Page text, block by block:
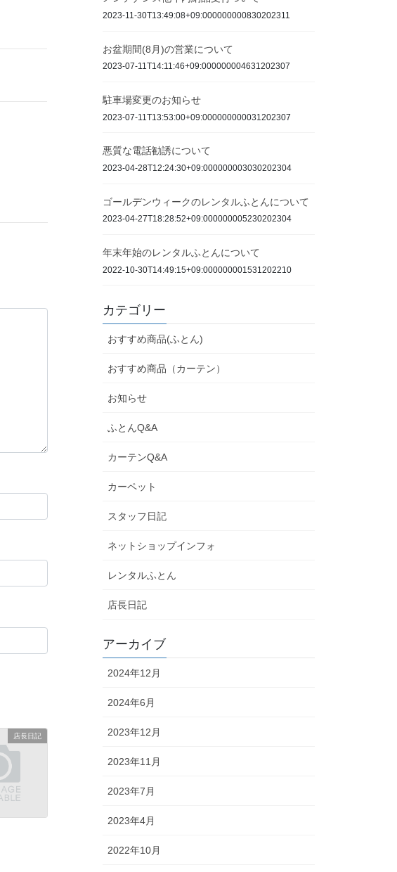
店長日記
2023-11-30T13:49:08+09:000000000830202311
お盆期間(8月)の営業について
2023-07-11T14:11:46+09:000000004631202307
駐車場変更のお知らせ
2023-07-11T13:53:00+09:000000000031202307
悪質な電話勧誘について
2023-04-28T12:24:30+09:000000003030202304
ゴールデンウィークのレンタルふとんについて
2023-04-27T18:28:52+09:000000005230202304
年末年始のレンタルふとんについて
2022-10-30T14:49:15+09:000000001531202210
カテゴリー
おすすめ商品(ふとん)
おすすめ商品（カーテン）
お知らせ
ふとんQ&A
カーテンQ&A
カーペット
スタッフ日記
ネットショップインフォ
レンタルふとん
店長日記
アーカイブ
2024年12月
2024年6月
2023年12月
2023年11月
2023年7月
2023年4月
2022年10月